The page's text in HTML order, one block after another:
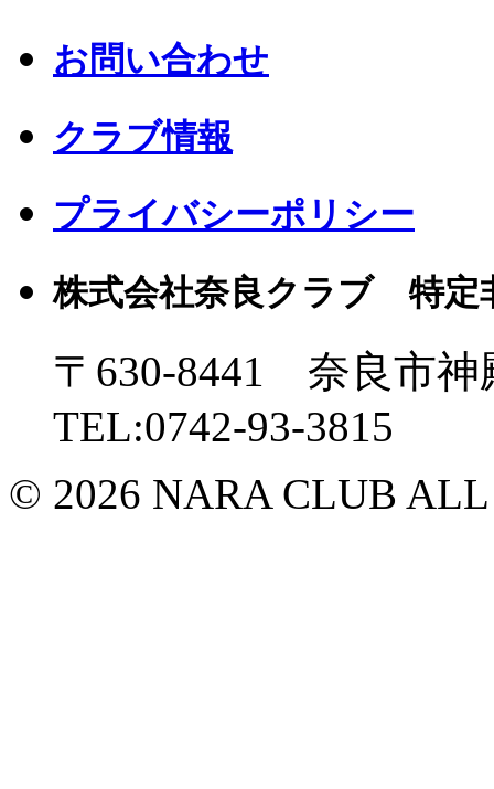
お問い合わせ
クラブ情報
プライバシーポリシー
株式会社奈良クラブ 特定
〒630-8441 奈良市
TEL:0742-93-3815
© 2026 NARA CLUB ALL